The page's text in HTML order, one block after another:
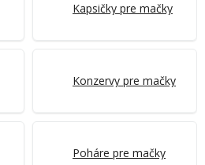
Kapsičky pre mačky
Konzervy pre mačky
Poháre pre mačky